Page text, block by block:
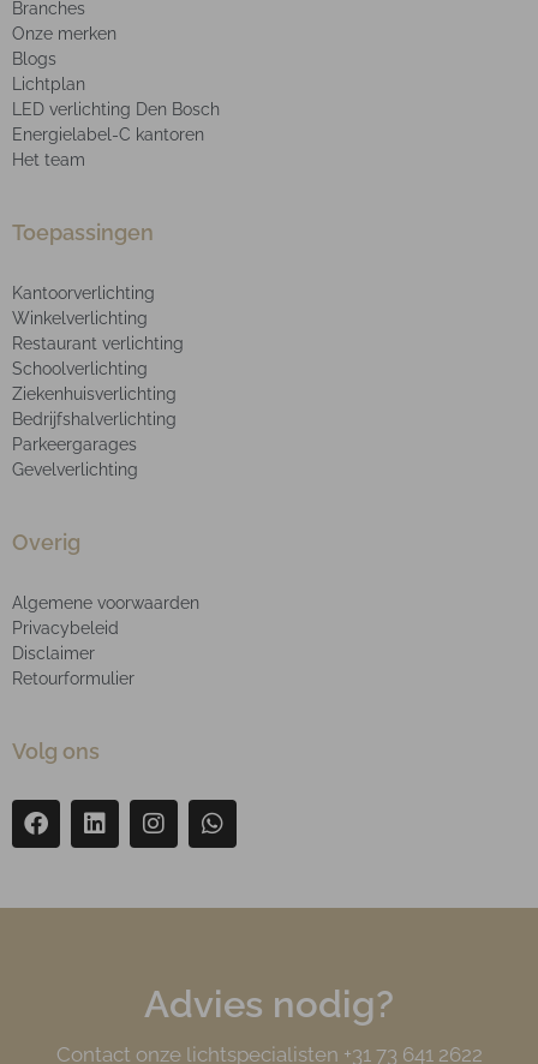
Branches
Onze merken
Blogs
Lichtplan
LED verlichting Den Bosch
Energielabel-C kantoren
Het team
Toepassingen
Kantoorverlichting
Winkelverlichting
Restaurant verlichting
Schoolverlichting
Ziekenhuisverlichting
Bedrijfshalverlichting
Parkeergarages
Gevelverlichting
Overig
Algemene voorwaarden
Privacybeleid
Disclaimer
Retourformulier
Volg ons
Advies nodig?
Contact onze lichtspecialisten +31 73 641 2622